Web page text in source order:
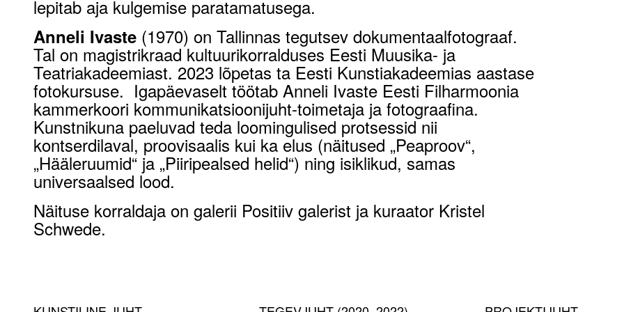
lepitab aja kulgemise paratamatusega.
Anneli Ivaste (1970) on Tallinnas tegutsev dokumentaalfotograaf.
Tal on magistrikraad kultuurikorralduses Eesti Muusika- ja
Teatriakadeemiast. 2023 lõpetas ta Eesti Kunstiakadeemias aastase
fotokursuse. Igapäevaselt töötab Anneli Ivaste Eesti Filharmoonia
kammerkoori kommunikatsioonijuht-toimetaja ja fotograafina.
Kunstnikuna paeluvad teda loomingulised protsessid nii
kontserdilaval, proovisaalis kui ka elus (näitused „Peaproov“,
„Hääleruumid“ ja „Piiripealsed helid“) ning isiklikud, samas
universaalsed lood.
Näituse korraldaja on galerii Positiiv galerist ja kuraator Kristel
Schwede.